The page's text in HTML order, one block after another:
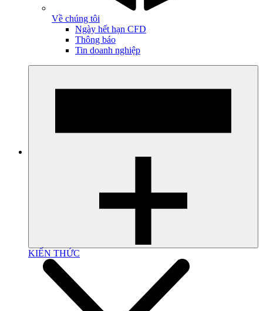
Về chúng tôi
Ngày hết hạn CFD
Thông báo
Tin doanh nghiệp
KIẾN THỨC